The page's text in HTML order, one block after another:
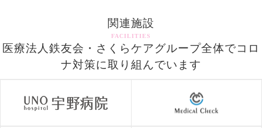
関連施設
FACILITIES
医療法人鉄友会・さくらケアグループ全体でコロ
ナ対策に取り組んでいます